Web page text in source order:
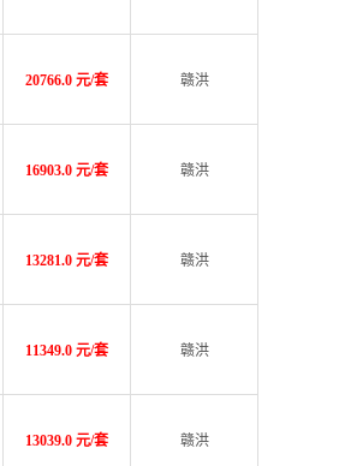
20766.0 元/套 赣洪
16903.0 元/套 赣洪
13281.0 元/套 赣洪
11349.0 元/套 赣洪
13039.0 元/套 赣洪